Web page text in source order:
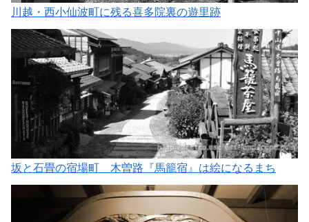
川越・西小仙波町に残る喜多院裏の遊里跡
坂と石畳の宿場町 木曽路『馬籠宿』は絵になるまち